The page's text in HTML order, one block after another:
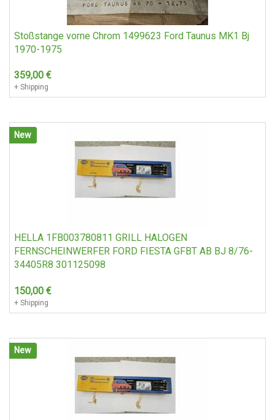
Stoßstange vorne Chrom 1499623 Ford Taunus MK1 Bj
1970-1975
359,00 €
+ Shipping
New
HELLA 1FB003780811 GRILL HALOGEN
FERNSCHEINWERFER FORD FIESTA GFBT AB BJ 8/76-
34405R8 301125098
150,00 €
+ Shipping
New